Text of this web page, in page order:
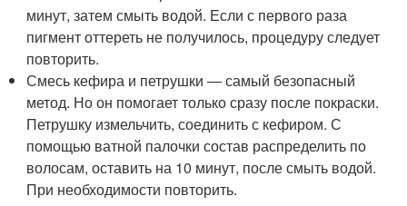
минут, затем смыть водой. Если с первого раза
пигмент оттереть не получилось, процедуру следует
повторить.
Смесь кефира и петрушки — самый безопасный
метод. Но он помогает только сразу после покраски.
Петрушку измельчить, соединить с кефиром. С
помощью ватной палочки состав распределить по
волосам, оставить на 10 минут, после смыть водой.
При необходимости повторить.